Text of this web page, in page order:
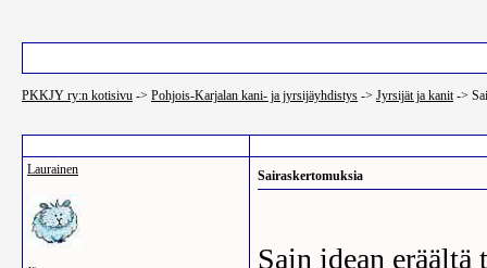
PKKJY ry:n kotisivu -> Pohjois-Karjalan kani- ja jyrsijäyhdistys -> Jyrsijät ja kanit->
Laurainen
Sairaskertomuksia
Sain idean